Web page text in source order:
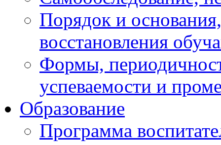
Порядок и
восстановления
Формы,
успеваемости и
Образование
Программа